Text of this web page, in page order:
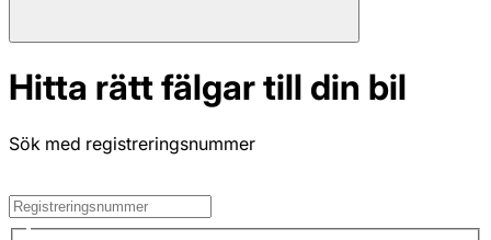
Hitta rätt fälgar till din bil
Sök med registreringsnummer